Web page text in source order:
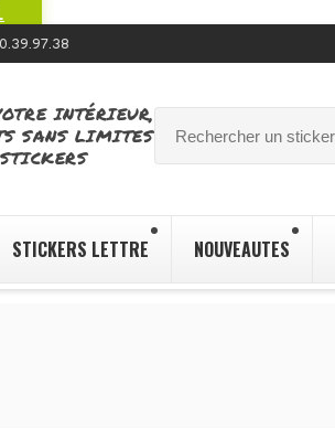
INTÉRIEUR,
SANS LIMITES
STICKERS LETTRE NOUVEAUTES